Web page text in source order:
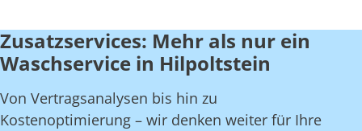
Zusatzservices: Mehr als nur ein
Waschservice in Hilpoltstein
Von Vertragsanalysen bis hin zu
Kostenoptimierung – wir denken weiter für Ihre